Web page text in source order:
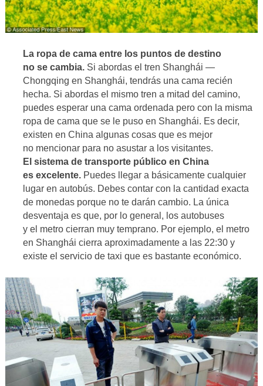
La ropa de cama entre los puntos de destino
no se cambia. Si abordas el tren Shanghái —
Chongqing en Shanghái, tendrás una cama recién
hecha. Si abordas el mismo tren a mitad del camino,
puedes esperar una cama ordenada pero con la misma
ropa de cama que se le puso en Shanghái. Es decir,
existen en China algunas cosas que es mejor
no mencionar para no asustar a los visitantes.
El sistema de transporte público en China
es excelente. Puedes llegar a básicamente cualquier
lugar en autobús. Debes contar con la cantidad exacta
de monedas porque no te darán cambio. La única
desventaja es que, por lo general, los autobuses
y el metro cierran muy temprano. Por ejemplo, el metro
en Shanghái cierra aproximadamente a las 22:30 y
existe el servicio de taxi que es bastante económico.